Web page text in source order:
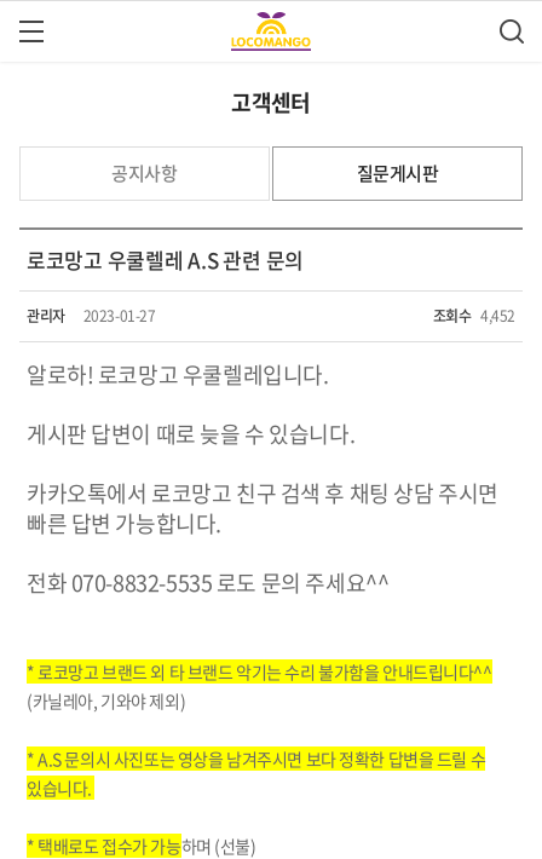
고객센터
공지사항 질문게시판
로코망고 우쿨렐레 A.S 관련 문의
관리자 2023-01-27 조회수 4,452
알로하! 로코망고 우쿨렐레입니다.
게시판 답변이 때로 늦을 수 있습니다.
카카오톡에서 로코망고 친구 검색 후 채팅 상담 주시면
빠른 답변 가능합니다.
전화 070-8832-5535 로도 문의 주세요^^
* 로코망고 브랜드 외 타 브랜드 악기는 수리 불가함을 안내드립니다^^
(카닐레아, 기와야 제외)
* A.S 문의시 사진또는 영상을 남겨주시면 보다 정확한 답변을 드릴 수
있습니다.
* 택배로도 접수가 가능하며 (선불)